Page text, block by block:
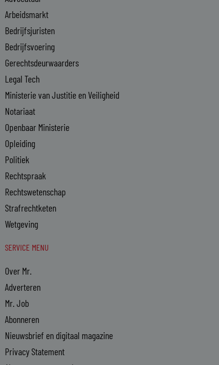
i
n
-
i
n
Arbeidsmarkt
Bedrijfsjuristen
Bedrijfsvoering
Gerechtsdeurwaarders
Legal Tech
Ministerie van Justitie en Veiligheid
Notariaat
Openbaar Ministerie
Opleiding
Politiek
Rechtspraak
Rechtswetenschap
Strafrechtketen
Wetgeving
SERVICE MENU
Over Mr.
Adverteren
Mr. Job
Abonneren
Nieuwsbrief en digitaal magazine
Privacy Statement